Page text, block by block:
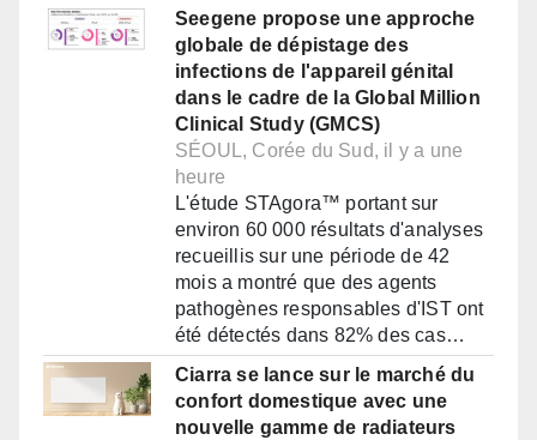
Seegene propose une approche
globale de dépistage des
infections de l'appareil génital
dans le cadre de la Global Million
Clinical Study (GMCS)
SÉOUL, Corée du Sud, il y a une
heure
L'étude STAgora™ portant sur
environ 60 000 résultats d'analyses
recueillis sur une période de 42
mois a montré que des agents
pathogènes responsables d'IST ont
été détectés dans 82% des cas…
Ciarra se lance sur le marché du
confort domestique avec une
nouvelle gamme de radiateurs